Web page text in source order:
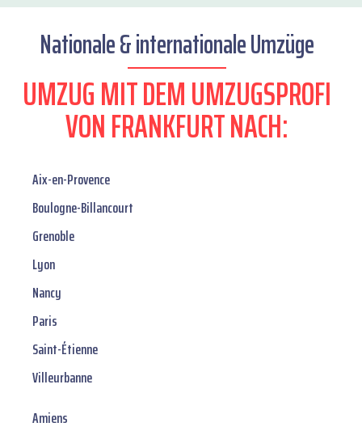
Nationale & internationale Umzüge
UMZUG MIT DEM UMZUGSPROFI
VON FRANKFURT NACH:
Aix-en-Provence
Boulogne-Billancourt
Grenoble
Lyon
Nancy
Paris
Saint-Étienne
Villeurbanne
Amiens